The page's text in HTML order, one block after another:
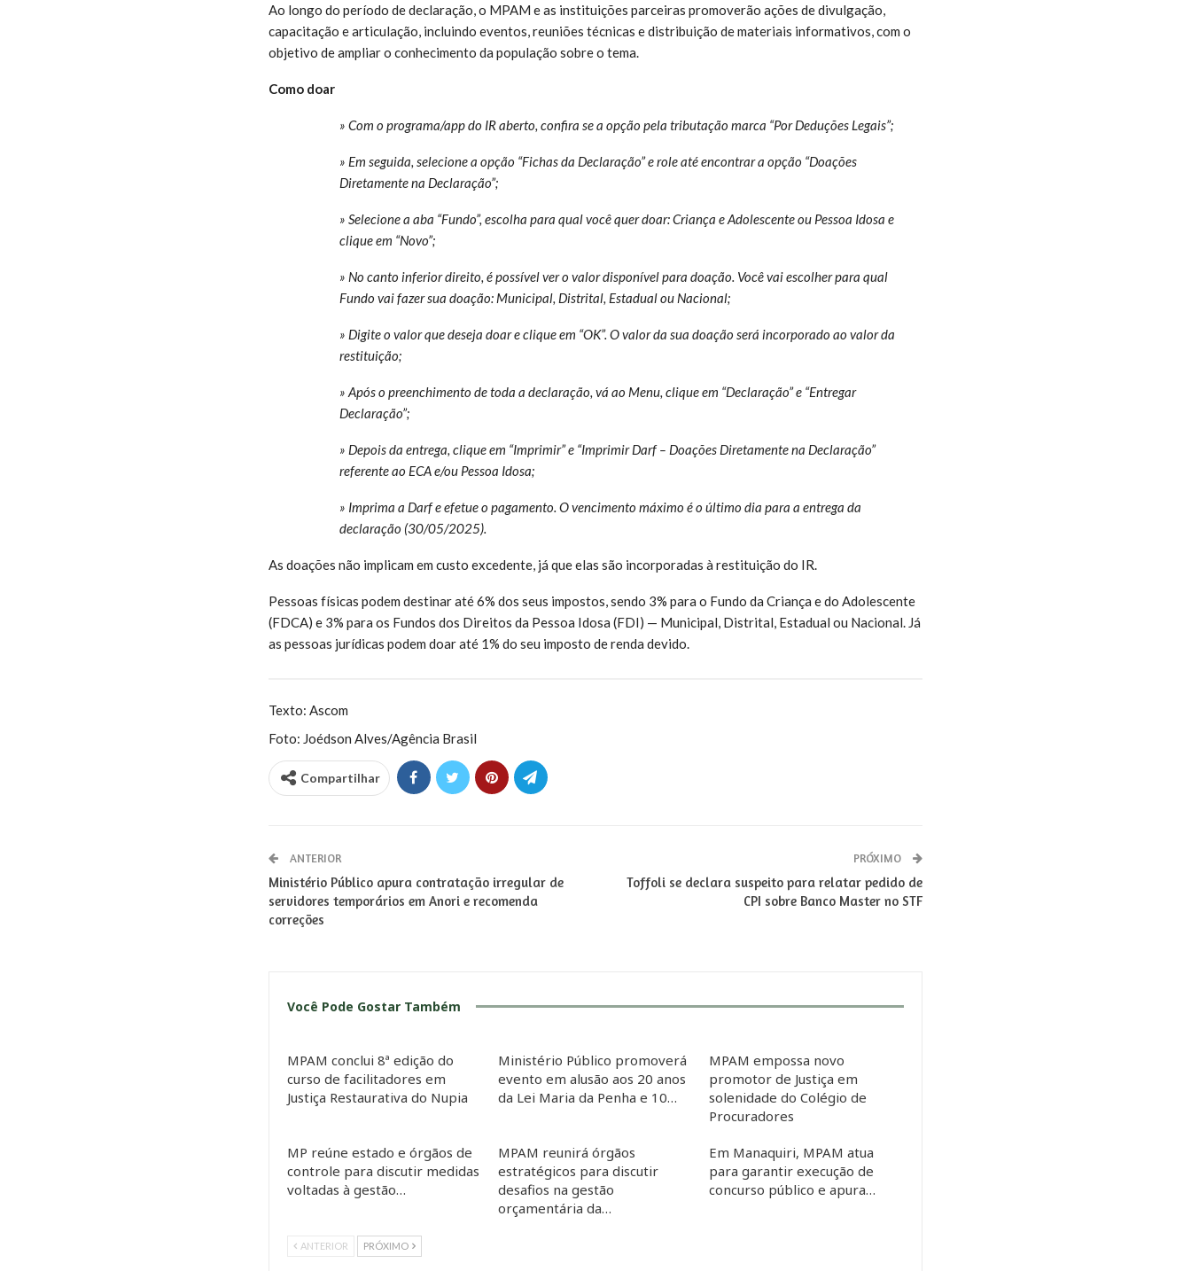
Ao longo do período de declaração, o MPAM e as instituições parceiras promoverão ações de divulgação,
capacitação e articulação, incluindo eventos, reuniões técnicas e distribuição de materiais informativos, com o
objetivo de ampliar o conhecimento da população sobre o tema.
Como doar
» Com o programa/app do IR aberto, confira se a opção pela tributação marca “Por Deduções Legais”;
» Em seguida, selecione a opção “Fichas da Declaração” e role até encontrar a opção “Doações
Diretamente na Declaração”;
» Selecione a aba “Fundo”, escolha para qual você quer doar: Criança e Adolescente ou Pessoa Idosa e
clique em “Novo”;
» No canto inferior direito, é possível ver o valor disponível para doação. Você vai escolher para qual
Fundo vai fazer sua doação: Municipal, Distrital, Estadual ou Nacional;
» Digite o valor que deseja doar e clique em “OK”. O valor da sua doação será incorporado ao valor da
restituição;
» Após o preenchimento de toda a declaração, vá ao Menu, clique em “Declaração” e “Entregar
Declaração”;
» Depois da entrega, clique em “Imprimir” e “Imprimir Darf – Doações Diretamente na Declaração”
referente ao ECA e/ou Pessoa Idosa;
» Imprima a Darf e efetue o pagamento. O vencimento máximo é o último dia para a entrega da
declaração (30/05/2025).
As doações não implicam em custo excedente, já que elas são incorporadas à restituição do IR.
Pessoas físicas podem destinar até 6% dos seus impostos, sendo 3% para o Fundo da Criança e do Adolescente
(FDCA) e 3% para os Fundos dos Direitos da Pessoa Idosa (FDI) — Municipal, Distrital, Estadual ou Nacional. Já
as pessoas jurídicas podem doar até 1% do seu imposto de renda devido.
Texto: Ascom
Foto: Joédson Alves/Agência Brasil
Compartilhar
ANTERIOR
Ministério Público apura contratação irregular de
servidores temporários em Anori e recomenda
correções
PRÓXIMO
Toffoli se declara suspeito para relatar pedido de
CPI sobre Banco Master no STF
Você Pode Gostar Também
MPAM conclui 8ª edição do
curso de facilitadores em
Justiça Restaurativa do Nupia
Ministério Público promoverá
evento em alusão aos 20 anos
da Lei Maria da Penha e 10…
MPAM empossa novo
promotor de Justiça em
solenidade do Colégio de
Procuradores
MP reúne estado e órgãos de
controle para discutir medidas
voltadas à gestão…
MPAM reunirá órgãos
estratégicos para discutir
desafios na gestão
orçamentária da…
Em Manaquiri, MPAM atua
para garantir execução de
concurso público e apura…
ANTERIOR PRÓXIMO